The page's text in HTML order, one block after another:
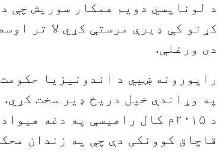
د لوناپسي دویم همکار سوریش چې
کړنو کې ډیرې مرستې کړي لا تر
دی ورغلې.
راپورونه ښیي د اندونیزیا
په وړاندې خپل دریځ ډیر سخت کړي.
د ۲۰۱۵م کال راهیسې په دغه
قاچاق کوونکی دې چې په زندان